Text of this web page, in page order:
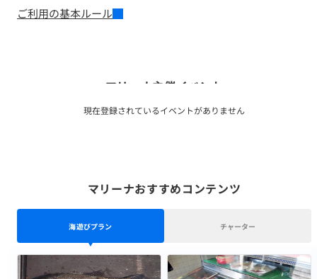
ご利用の基本ルール
マリーナ主催イベント
現在登録されているイベントがありません
マリーナおすすめコンテンツ
海遊びプラン チャーター